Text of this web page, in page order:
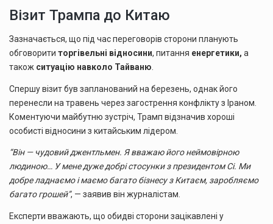
Візит Трампа до Китаю
Зазначається, що під час переговорів сторони планують
обговорити торгівельні відносини, питання енергетики, а
також ситуацію навколо Тайваню
Спершу візит був запланований на березень, однак його
перенесли на травень через загострення конфлікту з Іраном.
Коментуючи майбутню зустріч, Трамп відзначив хороші
особисті відносини з китайським лідером.
“Він — чудовий джентльмен. Я вважаю його неймовірною
людиною… У мене дуже добрі стосунки з президентом Сі. Ми
добре ладнаємо і маємо багато бізнесу з Китаєм, заробляємо
багато грошей”, — заявив він журналістам.
Експерти вважають, що обидві сторони зацікавлені у